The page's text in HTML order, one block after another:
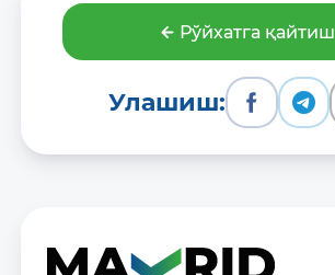
Рўйхатга қайтиш
Улашиш: